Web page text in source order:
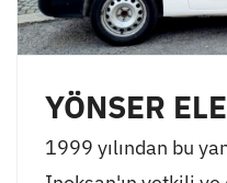
YÖNSER
1999 yılından bu